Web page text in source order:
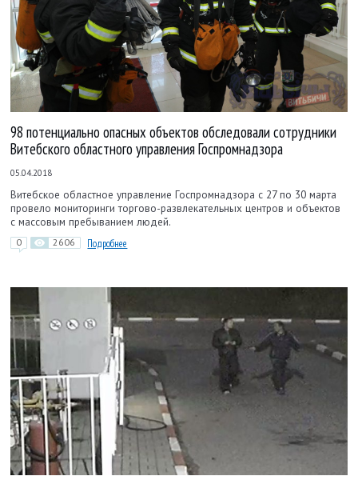
98 потенциально опасных объектов обследовали сотрудники
Витебского областного управления Госпромнадзора
05.04.2018
Витебское областное управление Госпромнадзора с 27 по 30 марта
провело мониторинги торгово-развлекательных центров и объектов
с массовым пребыванием людей.
0 2606 Подробнее